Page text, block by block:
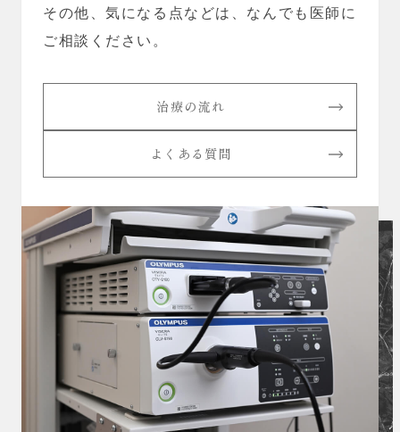
その他、気になる点などは、なんでも医師に
ご相談ください。
治療の流れ
よくある質問